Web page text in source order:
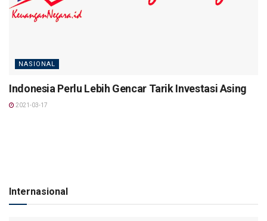
NASIONAL
Indonesia Perlu Lebih Gencar Tarik Investasi Asing
2021-03-17
Internasional